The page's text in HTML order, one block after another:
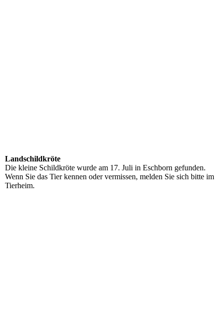
Landschildkröte
Die kleine Schildkröte wurde am 17. Juli in Eschborn gefunden.
Wenn Sie das Tier kennen oder vermissen, melden Sie sich bitte im
Tierheim.